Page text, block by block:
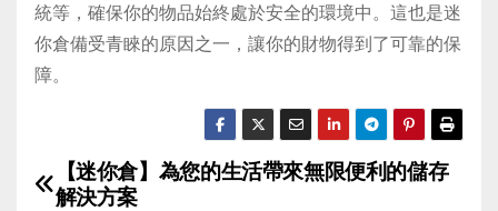
統等，確保你的物品始終處於安全的環境中。這也是迷
你倉備受青睞的原因之一，讓你的財物得到了可靠的保
障。
P 【迷你倉】為您的生活帶來無限便利的儲存
解決方案